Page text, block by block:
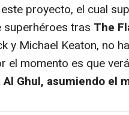
proyecto, el cual
superhéroes tras The
y Michael Keaton, no
el momento es que
Ghul, asumiendo el